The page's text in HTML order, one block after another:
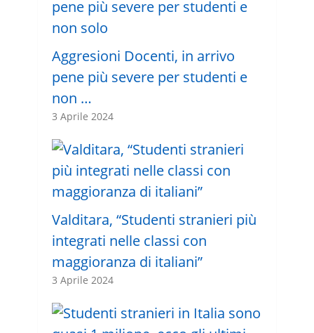
Aggresioni Docenti, in arrivo
pene più severe per studenti e
non …
3 Aprile 2024
Valditara, “Studenti stranieri più
integrati nelle classi con
maggioranza di italiani”
3 Aprile 2024